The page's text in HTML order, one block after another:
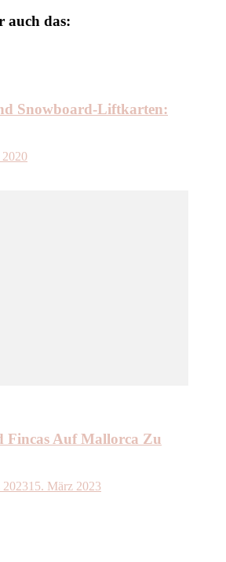
auch das:
Snowboard-Liftkarten:
2020
Fincas Auf Mallorca Zu
202315. März 2023